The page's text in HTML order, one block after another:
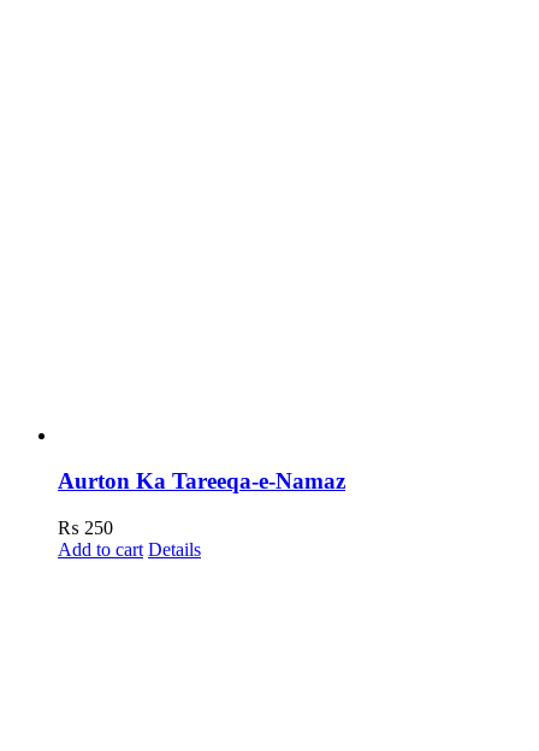
Aurton Ka Tareeqa-e-Namaz
₨ 250
Add to cart Details